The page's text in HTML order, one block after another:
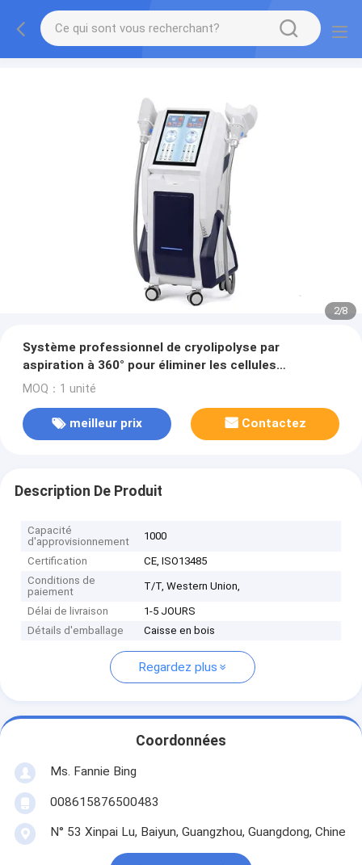
2/8
Système professionnel de cryolipolyse par
aspiration à 360° pour éliminer les cellules
graisseuses de l'estomac, du ventre, des cuisses et
MOQ：1 unité
meilleur prix Contactez
Description De Produit
Capacité
d'approvisionnement
1000
Certification
CE, ISO13485
Conditions de
paiement
T/T, Western Union,
Délai de livraison
1-5 JOURS
Détails d'emballage
Caisse en bois
Regardez plus
Coordonnées
Ms. Fannie Bing
008615876500483
N° 53 Xinpai Lu, Baiyun, Guangzhou, Guangdong, Chine